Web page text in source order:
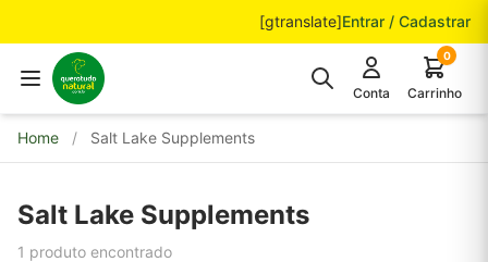
[gtranslate]Entrar / Cadastrar
Conta
0
Carrinho
Home / Salt Lake Supplements
Salt Lake Supplements
1 produto encontrado